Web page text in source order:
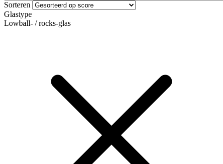
Sorteren
Glastype
Lowball- / rocks-glas